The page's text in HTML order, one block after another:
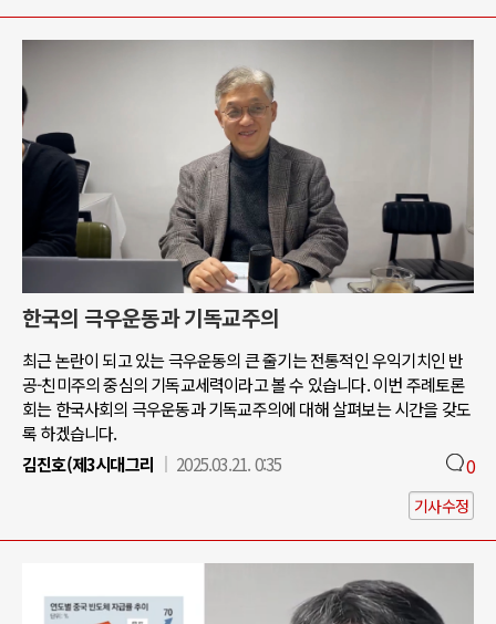
한국의 극우운동과 기독교주의
최근 논란이 되고 있는 극우운동의 큰 줄기는 전통적인 우익기치인 반
공-친미주의 중심의 기독교세력이라고 볼 수 있습니다. 이번 주례토론
회는 한국사회의 극우운동과 기독교주의에 대해 살펴보는 시간을 갖도
록 하겠습니다.
김진호(제3시대그리
2025.03.21. 0:35 0
기사수정